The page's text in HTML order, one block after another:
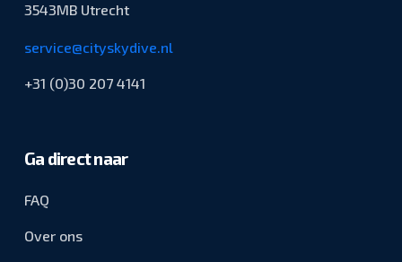
3543MB Utrecht
service@cityskydive.nl
+31 (0)30 207 4141
Ga direct naar
FAQ
Over ons